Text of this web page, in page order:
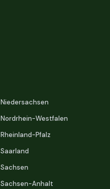
Niedersachsen
Nordrhein-Westfalen
Rheinland-Pfalz
Saarland
Sachsen
Sachsen-Anhalt